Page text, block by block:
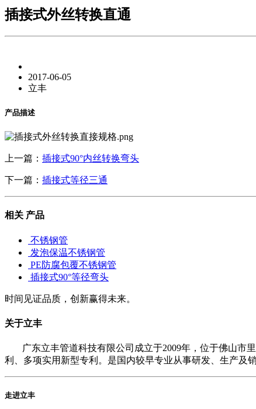
插接式外丝转换直通
2017-06-05
立丰
产品描述
上一篇： 插接式90°内丝转换弯头
下一篇： 插接式等径三通
相关 产品
不锈钢管
发泡保温不锈钢管
PE防腐包覆不锈钢管
插接式90°等径弯头
时间见证品质，创新赢得未来。
关于立丰
广东立丰管道科技有限公司成立于2009年，位于佛山市
利、多项实用新型专利。是国内较早专业从事研发、生产及
走进立丰